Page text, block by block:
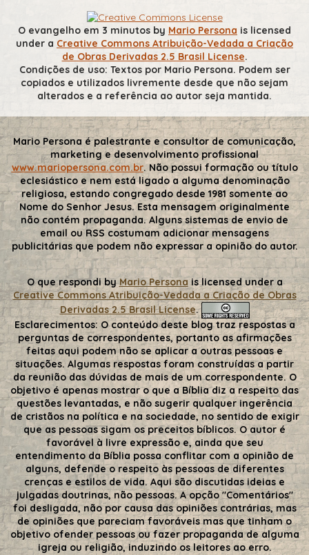
O evangelho em 3 minutos by Mario Persona is licensed
under a Creative Commons Atribuição-Vedada a Criação
de Obras Derivadas 2.5 Brasil License.
Condições de uso: Textos por Mario Persona. Podem ser
copiados e utilizados livremente desde que não sejam
alterados e a referência ao autor seja mantida.
Mario Persona é palestrante e consultor de comunicação,
marketing e desenvolvimento profissional
www.mariopersona.com.br. Não possui formação ou título
eclesiástico e nem está ligado a alguma denominação
religiosa, estando congregado desde 1981 somente ao
Nome do Senhor Jesus. Esta mensagem originalmente
não contém propaganda. Alguns sistemas de envio de
email ou RSS costumam adicionar mensagens
publicitárias que podem não expressar a opinião do autor.
O que respondibyMario Personais licensed under a
Creative Commons Atribuição-Vedada a Criação de Obras
Derivadas 2.5 Brasil License.
Esclarecimentos:O conteúdo deste blog traz respostas a
perguntas de correspondentes, portanto as afirmações
feitas aqui podem não se aplicar a outras pessoas e
situações. Algumas respostas foram construídas a partir
da reunião das dúvidas de mais de um correspondente. O
objetivo é apenas mostrar o que a Bíblia diz a respeito das
questões levantadas, e não sugerir qualquer ingerência
de cristãos na política e na sociedade, no sentido de exigir
que as pessoas sigam os preceitos bíblicos. O autor é
favorável à livre expressão e, ainda que seu
entendimento da Bíblia possa conflitar com a opinião de
alguns, defende o respeito às pessoas de diferentes
crenças e estilos de vida. Aqui são discutidas ideias e
julgadas doutrinas, não pessoas. A opção "Comentários"
foi desligada, não por causa das opiniões contrárias, mas
de opiniões que pareciam favoráveis mas que tinham o
objetivo ofender pessoas ou fazer propaganda de alguma
igreja ou religião, induzindo os leitores ao erro.